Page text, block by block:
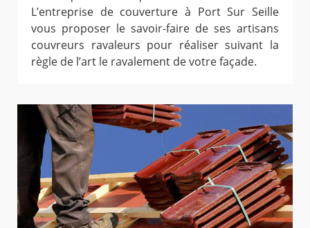
L’entreprise de couverture à Port Sur Seille
vous proposer le savoir-faire de ses artisans
couvreurs ravaleurs pour réaliser suivant la
règle de l’art le ravalement de votre façade.